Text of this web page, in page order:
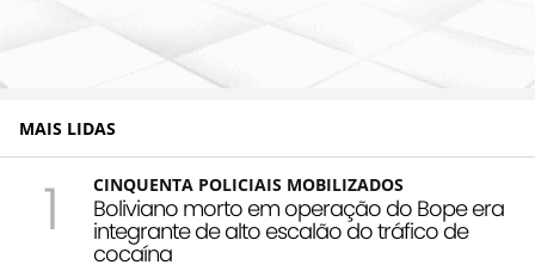
MAIS LIDAS
1 CINQUENTA POLICIAIS MOBILIZADOS
Boliviano morto em operação do Bope era
integrante de alto escalão do tráfico de
cocaína